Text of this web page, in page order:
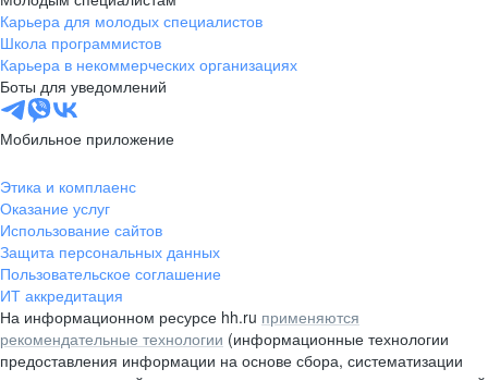
Карьера для молодых специалистов
Школа программистов
Карьера в некоммерческих организациях
Боты для уведомлений
Мобильное приложение
Этика и комплаенс
Оказание услуг
Использование сайтов
Защита персональных данных
Пользовательское соглашение
ИТ аккредитация
На информационном ресурсе hh.ru применяются
рекомендательные технологии (информационные технологии
предоставления информации на основе сбора, систематизации